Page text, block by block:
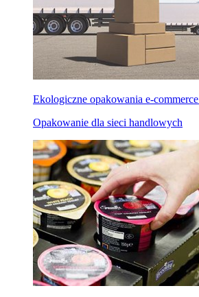
Ekologiczne opakowania e-
Opakowanie dla sieci handlowych